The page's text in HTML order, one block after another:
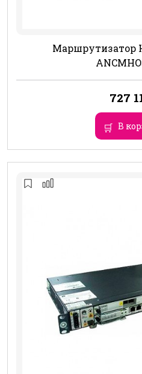
Маршрутизатор
727
В